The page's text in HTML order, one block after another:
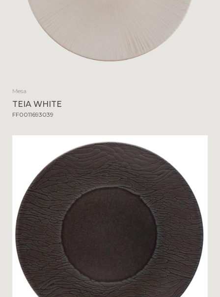
Mesa
TEIA WHITE
FF0011693039